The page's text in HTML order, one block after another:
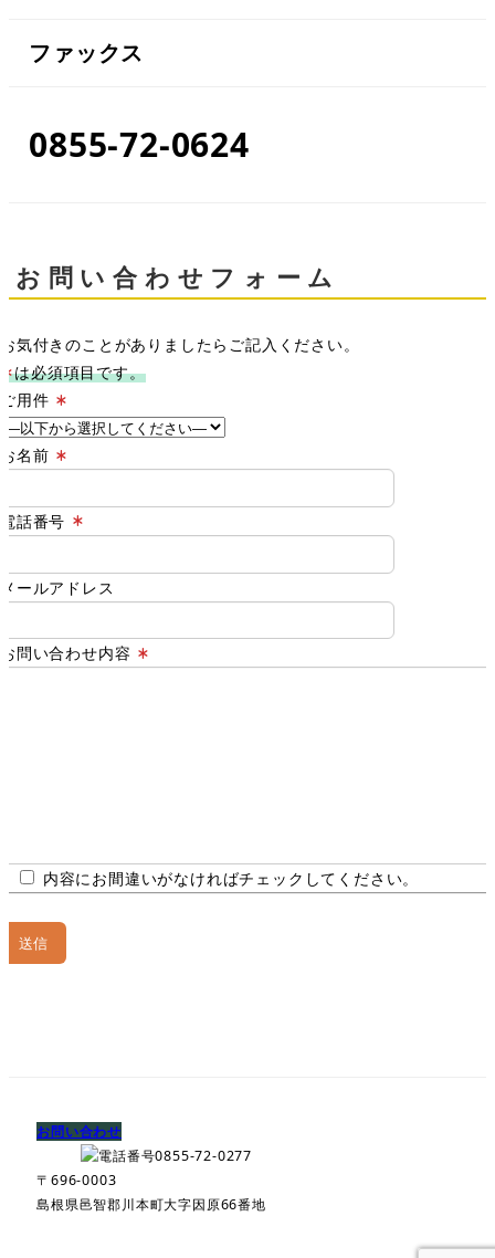
ファックス
0855-72-0624
お問い合わせフォーム
お気付きのことがありましたらご記入ください。
は必須項目です。
ご用件
お名前
電話番号
メールアドレス
お問い合わせ内容
内容にお間違いがなければチェックしてください。
お問い合わせ
〒696-0003
島根県邑智郡川本町大字因原66番地